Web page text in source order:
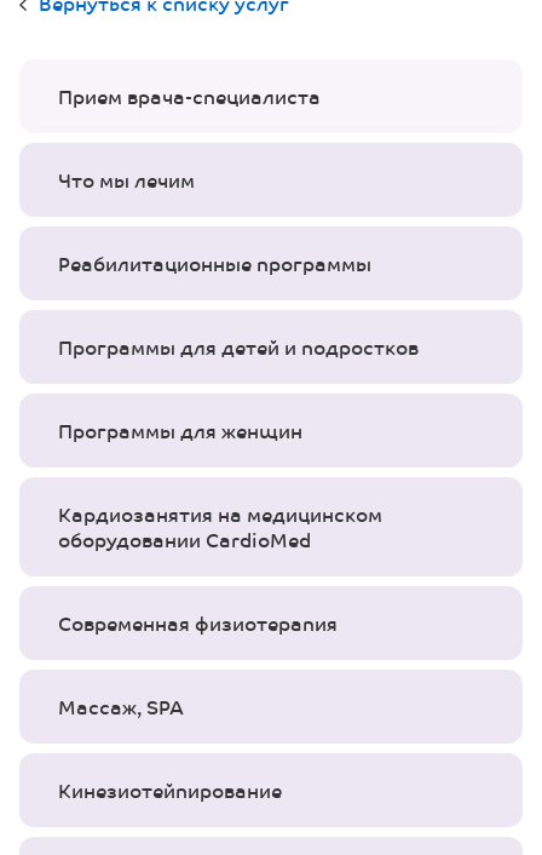
Прием врача-специалиста
Что мы лечим
Реабилитационные программы
Программы для детей и подростков
Программы для женщин
Кардиозанятия на медицинском
оборудовании CardioMed
Современная физиотерапия
Массаж, SPA
Кинезиотейпирование